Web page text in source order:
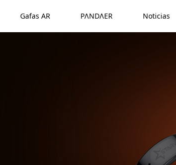
Gafas AR PΛNDΛER Noticias